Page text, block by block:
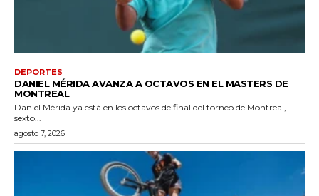
DEPORTES
DANIEL MÉRIDA AVANZA A OCTAVOS EN EL MASTERS DE
MONTREAL
Daniel Mérida ya está en los octavos de final del torneo de Montreal,
sexto...
agosto 7, 2026